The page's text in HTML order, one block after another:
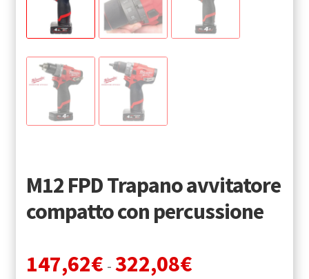
RESTITUZIONE GRATUITA
SHOP
SPEDIZIONI
TERMINI E CONDIZIONI
M12 FPD Trapano avvitatore
compatto con percussione
147,62€ - 322,08€Fascia